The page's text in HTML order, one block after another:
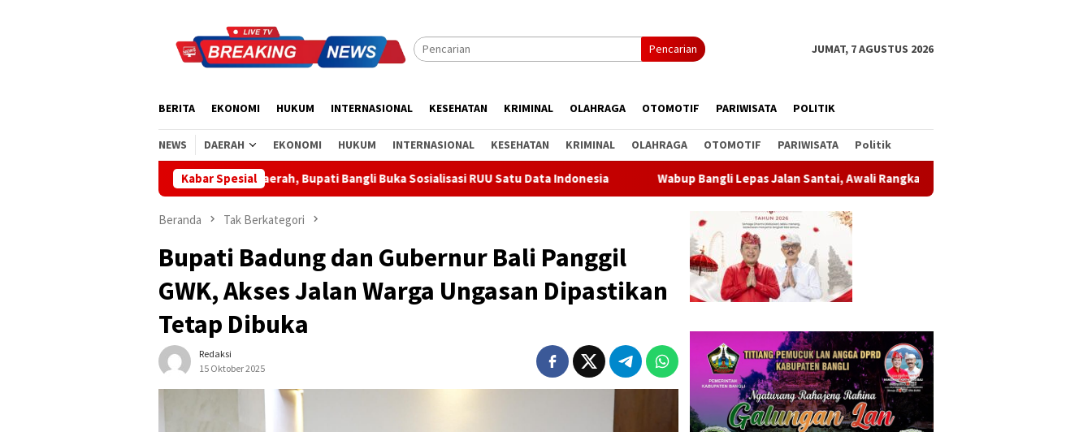
Pencarian JUMAT, 7 AGUSTUS 2026
BERITA EKONOMI HUKUM INTERNASIONAL KESEHATAN KRIMINAL OLAHRAGA OTOMOTIF PARIWISATA POLITIK
NEWS DAERAH EKONOMI HUKUM INTERNASIONAL KESEHATAN KRIMINAL OLAHRAGA OTOMOTIF PARIWISATA Politik
Kabar Spesial
Apresiasi Sinergi Pusat-Daerah, Bupati Bangli Buka Sosialisasi RUU Satu Data Indonesia Wabup Bangli Lepas Jalan Santai, Awali Rangkaian Peringatan HUT ke-81 Kemerdekaan RI
Beranda Tak Berkategori
Bupati Badung dan Gubernur Bali Panggil
GWK, Akses Jalan Warga Ungasan Dipastikan
Tetap Dibuka
Redaksi
15 Oktober 2025